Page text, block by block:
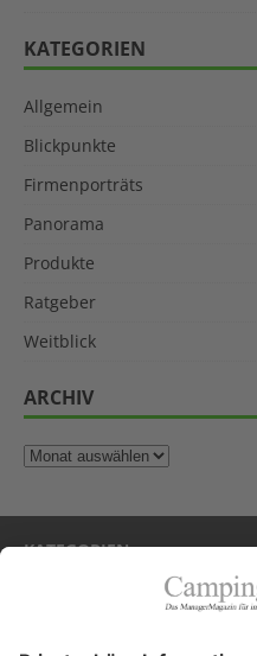
KATEGORIEN
Allgemein
Blickpunkte
Firmenporträts
Panorama
Produkte
Ratgeber
Weitblick
ARCHIV
KATEGORIEN